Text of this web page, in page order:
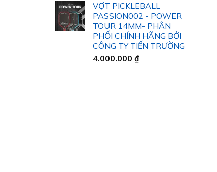
32.000 ₫
đến
40.000 ₫
VỢT PICKLEBALL
PASSION002 - POWER
TOUR 14MM- PHÂN
PHỐI CHÍNH HÃNG BỞI
CÔNG TY TIẾN TRƯỜNG
4.000.000 ₫